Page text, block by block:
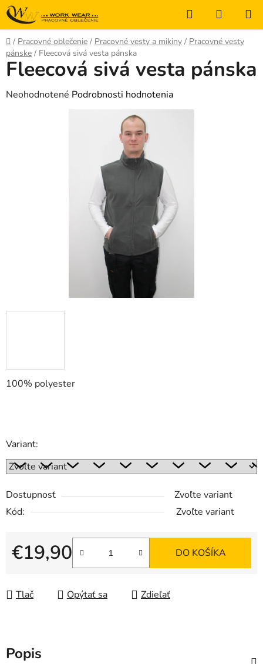
Prejsť
na
obsah
Hľadať
KOŠÍK
Domov
/ Pracovné oblečenie / Pracovné vesty a mikiny / Pracovné vesty
pánske / Fleecová sivá vesta pánska
100% polyester
Variant:
Dostupnosť
Zvoľte variant
Kód:
Zvoľte variant
€19,90
Jednotková cena:
DO KOŠÍKA
Tlač Opýtať sa Zdieľať
Fleecová sivá vesta pánska
Priemerné
Neohodnotené Podrobnosti hodnotenia
Popis